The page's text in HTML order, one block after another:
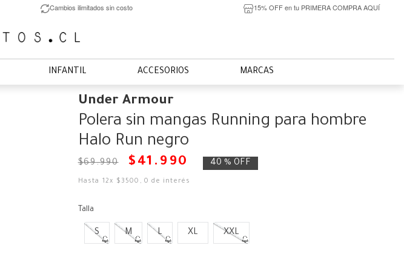
Cambios ilimitados sin costo 15% OFF en tu PRIMERA COMPRA AQUÍ
INFANTIL ACCESORIOS MARCAS
Under Armour
Polera sin mangas Running para hombre
Halo Run negro
$69.990 $ 41 . 990 40 % OFF
Hasta 12x $ 3500 ,0 de interés
Talla
S M L XL XXL